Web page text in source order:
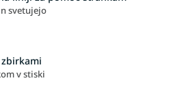
svetujejo
v stiski